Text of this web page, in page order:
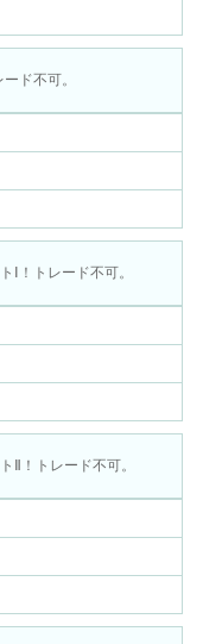
ド不可。
Ⅰ！トレード不可。
Ⅱ！トレード不可。